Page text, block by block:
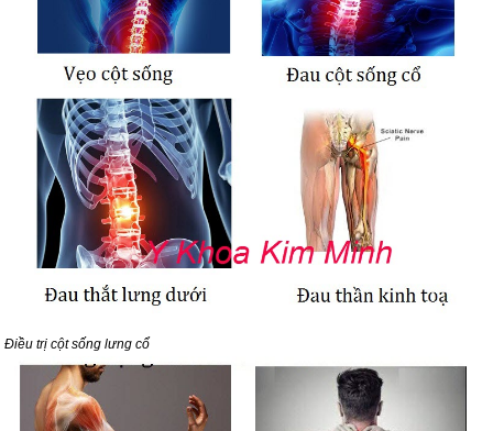
Điều trị cột sống lưng cổ